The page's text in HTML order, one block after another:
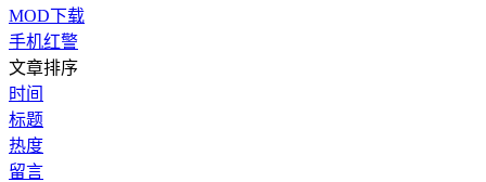
MOD下载
手机红警
文章排序
时间
标题
热度
留言